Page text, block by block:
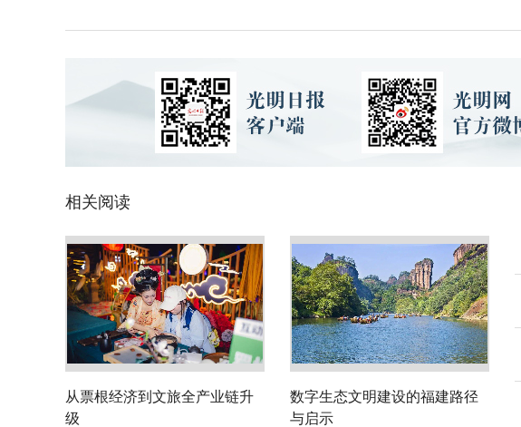
相关阅读
从票根经济到文旅全产业链升
级
数字生态文明建设的福建路径
与启示